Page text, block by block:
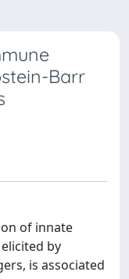
Barr
of innate
by
is associated